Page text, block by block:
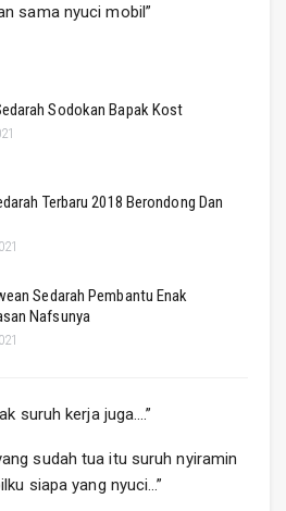
sama nyuci mobil”
Sodokan Bapak Kost
Terbaru 2018 Berondong Dan
Sedarah Pembantu Enak
Nafsunya
suruh kerja juga….”
sudah tua itu suruh nyiramin
siapa yang nyuci…”